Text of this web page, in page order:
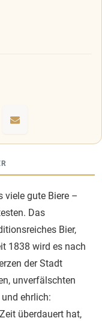
viele gute Biere –
Das
Bier,
1838 wird es nach
der Stadt
unverfälschten
ehrlich:
überdauert hat,